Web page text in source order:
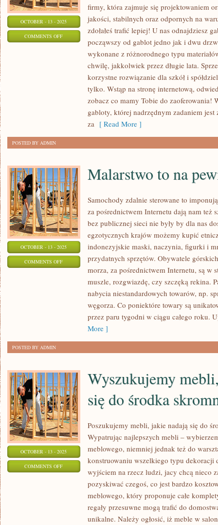
OCTOBER - 13 - 2025
COMMENTS OFFON
KTÓRA
TAK
firmy, która zajmuje się projektowaniem
jakości, stabilnych oraz odpornych na
zdołałeś trafić lepiej! U nas odnajdziesz
począwszy od gablot jedno jak i dwu
wykonane z różnorodnego typu
chwilę, jakkolwiek przez długie lata.
korzystne rozwiązanie dla szkół i
tylko. Wstąp na stronę internetową,
zobacz co mamy Tobie do zaoferowania!
gabloty, której nadrzędnym zadaniem jest
za [ Read More ]
POSTED BY ADMIN
OCTOBER - 13 - 2025
COMMENTS OFFON
MALARSTWO
NIEZWYKLE
Malarstwo to na
Samochody zdalnie sterowane to
za pośrednictwem Internetu dają nam też
bez publicznej sieci nie były by dla nas
egzotycznych krajów możemy kupić
indonezyjskie maski, naczynia, figurki i
przydatnych sprzętów. Obywatele
morza, za pośrednictwem Internetu, są w
muszle, rozgwiazdę, czy szczęką rekina.
nabycia niestandardowych towarów, np.
węgorza. Co poniektóre towary są
przez paru tygodni w ciągu całego roku.
More ]
POSTED BY ADMIN
OCTOBER - 13 - 2025
COMMENTS OFFON
WYSZUKUJEMY
Wyszukujemy
się do środka
Poszukujemy mebli, jakie nadają się do
Wypatrując najlepszych mebli –
meblowego, niemniej jednak też do
konstruowaniu wszelkiego typu dekoracji
wyjściem na rzecz ludzi, jacy chcą nieco
pozyskiwać czegoś, co jest bardzo
meblowego, który proponuje całe
regały przesuwne mogą trafić do
unikalne. Należy ogłosić, iż meble w